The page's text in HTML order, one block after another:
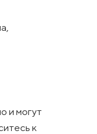
и могут
к